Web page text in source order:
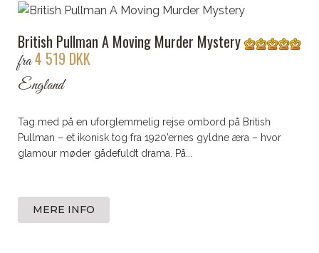
British Pullman A Moving Murder Mystery
fra4 519 DKK
England
Tag med på en uforglemmelig rejse ombord på British
Pullman – et ikonisk tog fra 1920’ernes gyldne æra – hvor
glamour møder gådefuldt drama. På...
MERE INFO